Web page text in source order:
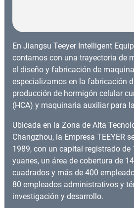
En Jiangsu Teeyer Intelligent
contamos con una trayectoria de
el diseño y fabricación de
especializamos en la fabricación
producción de hormigón celular
(HCA) y maquinaria auxiliar para
Ubicada en la Zona de Alta
Changzhou, la Empresa TEEYER
1989, con un capital registrado de
yuanes, un área de cobertura de
cuadrados y más de 400
80 empleados administrativos y
investigación y desarrollo.